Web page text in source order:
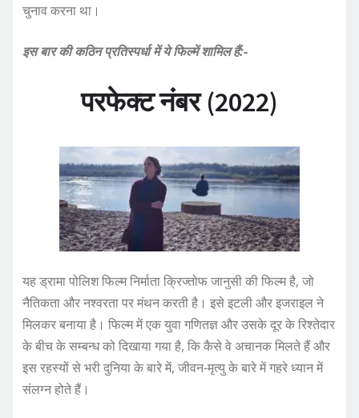
चुनाव करना था।
इस बार की कठिन प्रतिस्पर्धा में ये फिल्में शामिल हैं:-
परफेक्ट नंबर (2022)
यह ड्रामा पोलिश फिल्म निर्माता क्रिज्तोफ जानुसी की फिल्म है, जो
नैतिकता और नश्वरता पर मंथन करती है। इसे इटली और इजराइल ने
मिलकर बनाया है। फिल्म में एक युवा गणितज्ञ और उसके दूर के रिश्तेदार
के बीच के सम्बन्ध को दिखाया गया है, कि कैसे वे अचानक मिलते हैं और
इस रहस्यों से भरी दुनिया के बारे में, जीवन-मृत्यु के बारे में गहरे ध्यान में
संलग्न होते हैं।